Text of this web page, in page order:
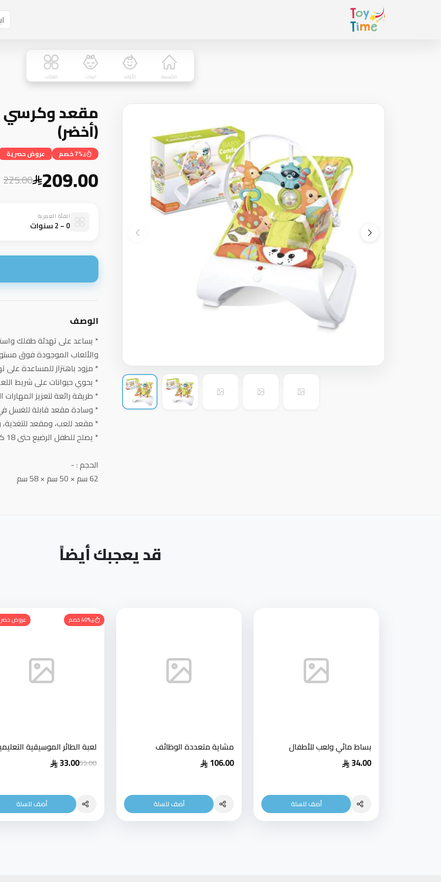
الرئيسية الأولاد البنات الفئات
مقعد وكرسي
(أخضر)
7% خصم عروض حصرية
209.00
225.00
الفئة العمرية
0 – 2 سنوات
الوصف
* يساعد على تهدئة طفلك
والألعاب الموجودة فوق
* مزود باهتزاز للمساعدة على
* يحوي حيوانات على شريط
* طريقة رائعة لتعزيز المهارات
* وسادة مقعد قابلة للغسل
* مقعد للعب، ومقعد
* يصلح للطفل الرضيع حتى 18 كغم
الحجم : -
62 سم × 50 سم × 58 سم
قد يعجبك أيضاً
بساط مائي ولعب للأطفال
34.00
أضف للسلة
مشاية متعددة الوظائف
106.00
أضف للسلة
40% خصم عروض
لعبة الطائر الموسيقية
55.00
33.00
أضف للسلة